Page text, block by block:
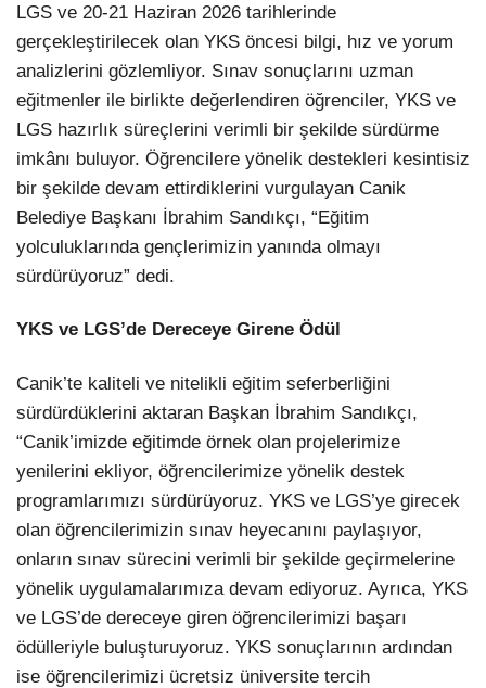
LGS ve 20-21 Haziran 2026 tarihlerinde
gerçekleştirilecek olan YKS öncesi bilgi, hız ve yorum
analizlerini gözlemliyor. Sınav sonuçlarını uzman
eğitmenler ile birlikte değerlendiren öğrenciler, YKS ve
LGS hazırlık süreçlerini verimli bir şekilde sürdürme
imkânı buluyor. Öğrencilere yönelik destekleri kesintisiz
bir şekilde devam ettirdiklerini vurgulayan Canik
Belediye Başkanı İbrahim Sandıkçı, “Eğitim
yolculuklarında gençlerimizin yanında olmayı
sürdürüyoruz” dedi.
YKS ve LGS’de Dereceye Girene Ödül
Canik’te kaliteli ve nitelikli eğitim seferberliğini
sürdürdüklerini aktaran Başkan İbrahim Sandıkçı,
“Canik’imizde eğitimde örnek olan projelerimize
yenilerini ekliyor, öğrencilerimize yönelik destek
programlarımızı sürdürüyoruz. YKS ve LGS’ye girecek
olan öğrencilerimizin sınav heyecanını paylaşıyor,
onların sınav sürecini verimli bir şekilde geçirmelerine
yönelik uygulamalarımıza devam ediyoruz. Ayrıca, YKS
ve LGS’de dereceye giren öğrencilerimizi başarı
ödülleriyle buluşturuyoruz. YKS sonuçlarının ardından
ise öğrencilerimizi ücretsiz üniversite tercih